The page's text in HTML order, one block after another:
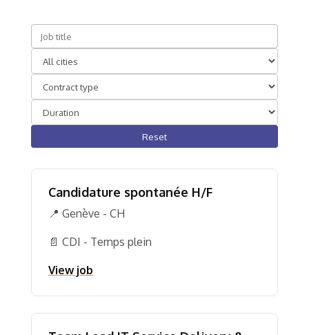
Reset
Candidature spontanée H/F
📍 Genève - CH
📄 CDI - Temps plein
View job